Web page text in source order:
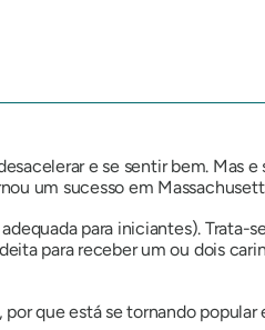
e se sentir bem.
um sucesso em
para iniciantes).
para receber um ou dois
que está se tornando